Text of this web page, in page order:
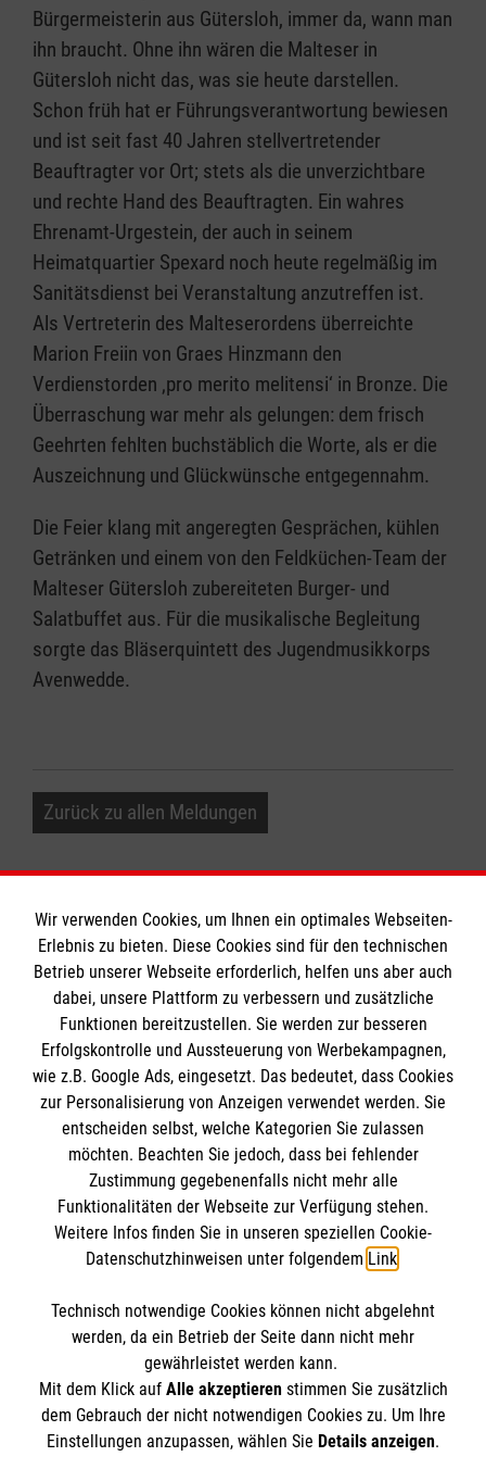
Bürgermeisterin aus Gütersloh, immer da, wann man
ihn braucht. Ohne ihn wären die Malteser in
Gütersloh nicht das, was sie heute darstellen.
Schon früh hat er Führungsverantwortung bewiesen
und ist seit fast 40 Jahren stellvertretender
Beauftragter vor Ort; stets als die unverzichtbare
und rechte Hand des Beauftragten. Ein wahres
Ehrenamt-Urgestein, der auch in seinem
Heimatquartier Spexard noch heute regelmäßig im
Sanitätsdienst bei Veranstaltung anzutreffen ist.
Als Vertreterin des Malteserordens überreichte
Marion Freiin von Graes Hinzmann den
Verdienstorden ‚pro merito melitensi‘ in Bronze. Die
Überraschung war mehr als gelungen: dem frisch
Geehrten fehlten buchstäblich die Worte, als er die
Auszeichnung und Glückwünsche entgegennahm.
Die Feier klang mit angeregten Gesprächen, kühlen
Getränken und einem von den Feldküchen-Team der
Malteser Gütersloh zubereiteten Burger- und
Salatbuffet aus. Für die musikalische Begleitung
sorgte das Bläserquintett des Jugendmusikkorps
Avenwedde.
Zurück zu allen Meldungen
Informationen
Impressum
Datenschutz
Kontakt
Barrierefreiheit
Die Malteser
Malteser in Deutschland
Malteserorden
Sharepoint
Spendenkonto
IBAN: DE31 3706 0120 1201 2165 12
BIC: GENODED1PA7
So finden Sie uns
Paul-Gerhardt-Straße 18
59581 Warstein
Der Malteser Hilfsdienst e.V. ist als eingetragene
Wir verwenden Cookies, um Ihnen ein optimales Webseiten-
Erlebnis zu bieten. Diese Cookies sind für den technischen
Betrieb unserer Webseite erforderlich, helfen uns aber auch
dabei, unsere Plattform zu verbessern und zusätzliche
Funktionen bereitzustellen. Sie werden zur besseren
Erfolgskontrolle und Aussteuerung von Werbekampagnen,
wie z.B. Google Ads, eingesetzt. Das bedeutet, dass Cookies
zur Personalisierung von Anzeigen verwendet werden. Sie
entscheiden selbst, welche Kategorien Sie zulassen
möchten. Beachten Sie jedoch, dass bei fehlender
Zustimmung gegebenenfalls nicht mehr alle
Funktionalitäten der Webseite zur Verfügung stehen.
Weitere Infos finden Sie in unseren speziellen Cookie-
Datenschutzhinweisen unter folgendem Link.
Technisch notwendige Cookies können nicht abgelehnt
werden, da ein Betrieb der Seite dann nicht mehr
gewährleistet werden kann.
Mit dem Klick auf Alle akzeptierenstimmen Sie zusätzlich
dem Gebrauch der nicht notwendigen Cookies zu. Um Ihre
Einstellungen anzupassen, wählen Sie Details anzeigen.